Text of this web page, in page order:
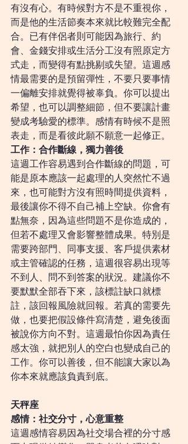
有沒有心。有時候對方不是不重視你，
而是他的生活節奏本來就比較難完全配
合。已有伴侶者則可能因為旅行、約
會、金錢安排或生活分工沒有照原定方
式走，而變得有點挑剔或失望。這週感
情最需要的是預留彈性，不要只要事情
一偏離安排就覺得被辜負。你可以提出
希望，也可以調整細節，但不要讓計畫
變成考驗愛的標準。感情有時候不是照
表走，而是看彼此願不願意一起修正。
工作：合作斷線，獨力善後
這週工作容易遇到合作斷線的問題，可
能是原本應該一起處理的人突然忙不過
來，也可能對方沒有照時間提供資料，
最後讓你不得不自己補上空缺。你會有
點無奈，因為這些問題不是你造成的，
但若不處理又會影響整體成果。特別是
需要跨部門、同事支援、客戶提供素材
或主管確認的任務，這週很容易出現等
不到人、問不到答案的狀況。建議你不
要默默全部吞下來，該標註缺口就標
註，該回報風險就回報。若真的需要先
做，也要把假設條件寫清楚，避免後面
被說你方向不對。這週最怕你因為責任
感太強，就把別人的空白也變成自己的
工作。你可以善後，但不能讓大家以為
你本來就應該負責到底。
天秤座
感情：社交分寸，心意重整
這週感情容易因為社交場合裡的分寸感